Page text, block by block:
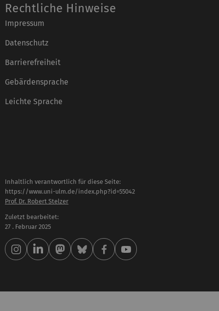
Rechtliche Hinweise
Impressum
Datenschutz
Barrierefreiheit
Gebärdensprache
Leichte Sprache
Inhaltlich verantwortlich für diese Seite:
https://www.uni-ulm.de/index.php?id=55042
Prof. Dr. Robert Stelzer
Zuletzt bearbeitet:
27 . Februar 2025